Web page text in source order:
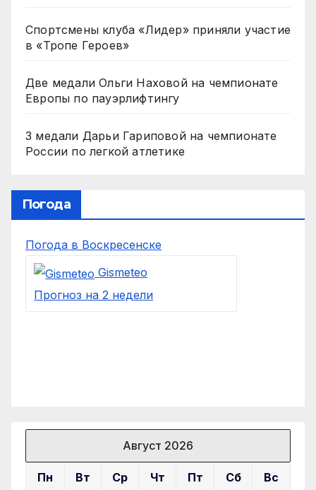
Спортсмены клуба «Лидер» приняли участие
в «Тропе Героев»
Две медали Ольги Наховой на чемпионате
Европы по пауэрлифтингу
3 медали Дарьи Гариповой на чемпионате
России по легкой атлетике
Погода
Погода в Воскресенске
Gismeteo
Прогноз на 2 недели
Август 2026
Пн Вт Ср Чт Пт Сб Вс